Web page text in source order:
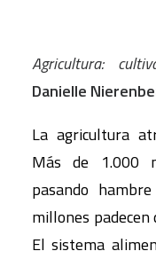
Agricultura:
Danielle
La agricultura
Más de 1.000
pasando
millones
El sistema